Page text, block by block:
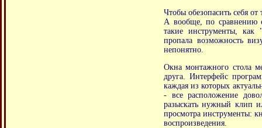
Чтобы обезопасить себя
А вообще, по сравнению
такие инструменты, как
пропала возможность
непонятно.
Окна монтажного стола
друга. Интерфейс
каждая из которых
- все расположение
разыскать нужный клип
просмотра инструменты:
воспроизведения.